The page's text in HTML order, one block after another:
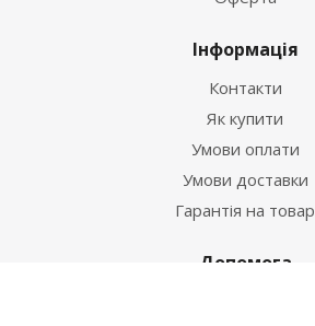
Інформація
Контакти
Як купити
Умови оплати
Умови доставки
Гарантія на товар
Допомога